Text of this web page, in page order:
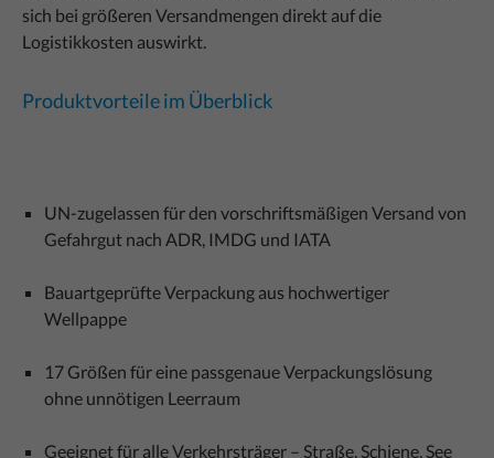
sich bei größeren Versandmengen direkt auf die
Logistikkosten auswirkt.
Produktvorteile im Überblick
UN-zugelassen für den vorschriftsmäßigen Versand von
Gefahrgut nach ADR, IMDG und IATA
Bauartgeprüfte Verpackung aus hochwertiger
Wellpappe
17 Größen für eine passgenaue Verpackungslösung
ohne unnötigen Leerraum
Geeignet für alle Verkehrsträger – Straße, Schiene, See